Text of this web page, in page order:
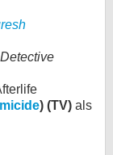
Detective
) (TV) als